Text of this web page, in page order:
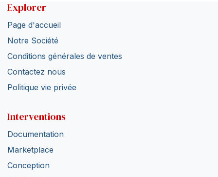
Explorer
Page d'accueil
Notre Société
Conditions générales de ventes
Contactez nous
Politique vie privée
Interventions
Documentation
Marketplace
Conception